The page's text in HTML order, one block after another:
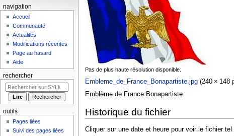
navigation
recherche
Pas de plus haute résolution disponible.
Embleme_de_France_Bonapartiste.jpg‎ (240 × 148
Emblème de France Bonapartiste
Historique du fichier
Cliquer sur une date et heure pour voir le fichier
navigation
Accueil
Communauté
Actualités
Modifications récentes
Page au hasard
Aide
rechercher
outils
Pages liées
Suivi des pages liées